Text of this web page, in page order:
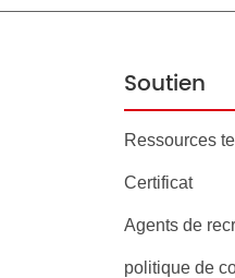
Soutien
Ressources
Certificat
Agents de
politique de